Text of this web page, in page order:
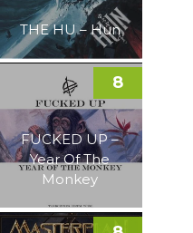
THE HU – Hun
FUCKED UP –
Year Of The
Monkey
8